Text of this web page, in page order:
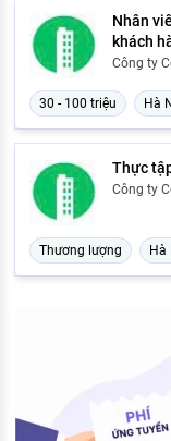
Nhân
khách
Công ty
30 - 100 triệu Hà
Thực
Công ty
Thương lượng Hà